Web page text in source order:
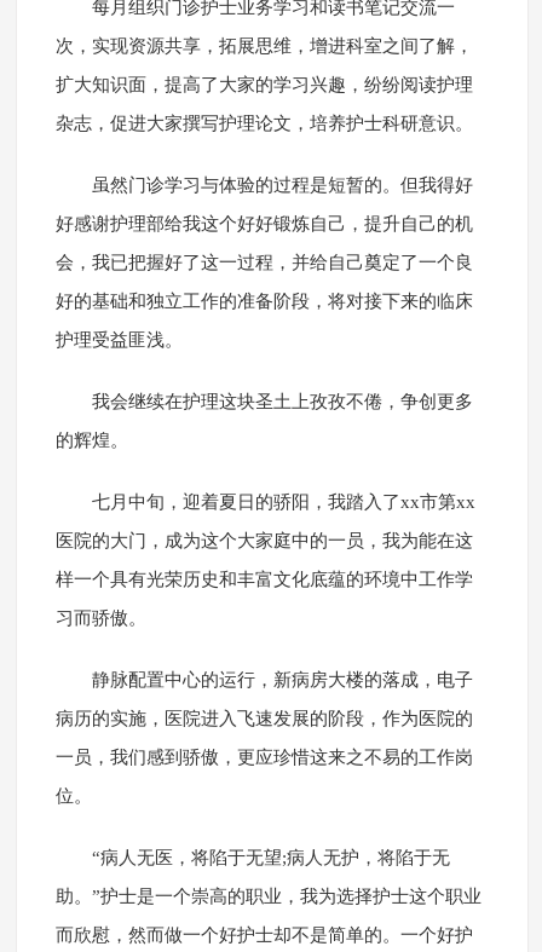
每月组织门诊护士业务学习和读书笔记交流一
次，实现资源共享，拓展思维，增进科室之间了解，
扩大知识面，提高了大家的学习兴趣，纷纷阅读护理
杂志，促进大家撰写护理论文，培养护士科研意识。
虽然门诊学习与体验的过程是短暂的。但我得好
好感谢护理部给我这个好好锻炼自己，提升自己的机
会，我已把握好了这一过程，并给自己奠定了一个良
好的基础和独立工作的准备阶段，将对接下来的临床
护理受益匪浅。
我会继续在护理这块圣土上孜孜不倦，争创更多
的辉煌。
七月中旬，迎着夏日的骄阳，我踏入了xx市第xx
医院的大门，成为这个大家庭中的一员，我为能在这
样一个具有光荣历史和丰富文化底蕴的环境中工作学
习而骄傲。
静脉配置中心的运行，新病房大楼的落成，电子
病历的实施，医院进入飞速发展的阶段，作为医院的
一员，我们感到骄傲，更应珍惜这来之不易的工作岗
位。
“病人无医，将陷于无望;病人无护，将陷于无
助。”护士是一个崇高的职业，我为选择护士这个职业
而欣慰，然而做一个好护士却不是简单的。一个好护